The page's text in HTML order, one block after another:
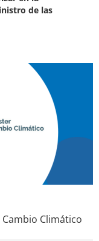
de las
Climático